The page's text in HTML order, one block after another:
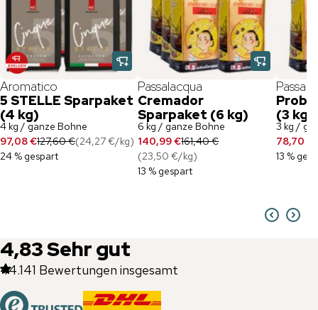
Aromatico
5 STELLE Sparpaket
(4 kg)
4 kg / ganze Bohne
97,08 €127,60 €(24,27 €/kg)
24 % gespart
Passalacqua
Cremador
Sparpaket (6 kg)
6 kg / ganze Bohne
140,99 €161,40 €
(23,50 €/kg)
13 % gespart
(3 kg)
3 kg /
78,70 €
13 %
4,83Sehr gut
44.141 Bewertungen insgesamt